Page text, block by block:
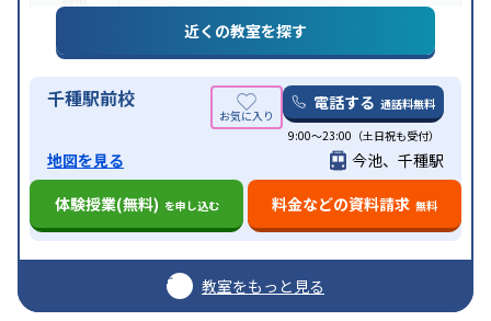
講可発達障害の子どもに対応自習室あり
近くの教室を探す
千種駅前校 電話する 通話料無料
9:00～23:00（土日祝も受付）
地図を見る
今池、千種駅
体験授業(無料) を申し込む 料金などの資料請求 無料
教室をもっと見る